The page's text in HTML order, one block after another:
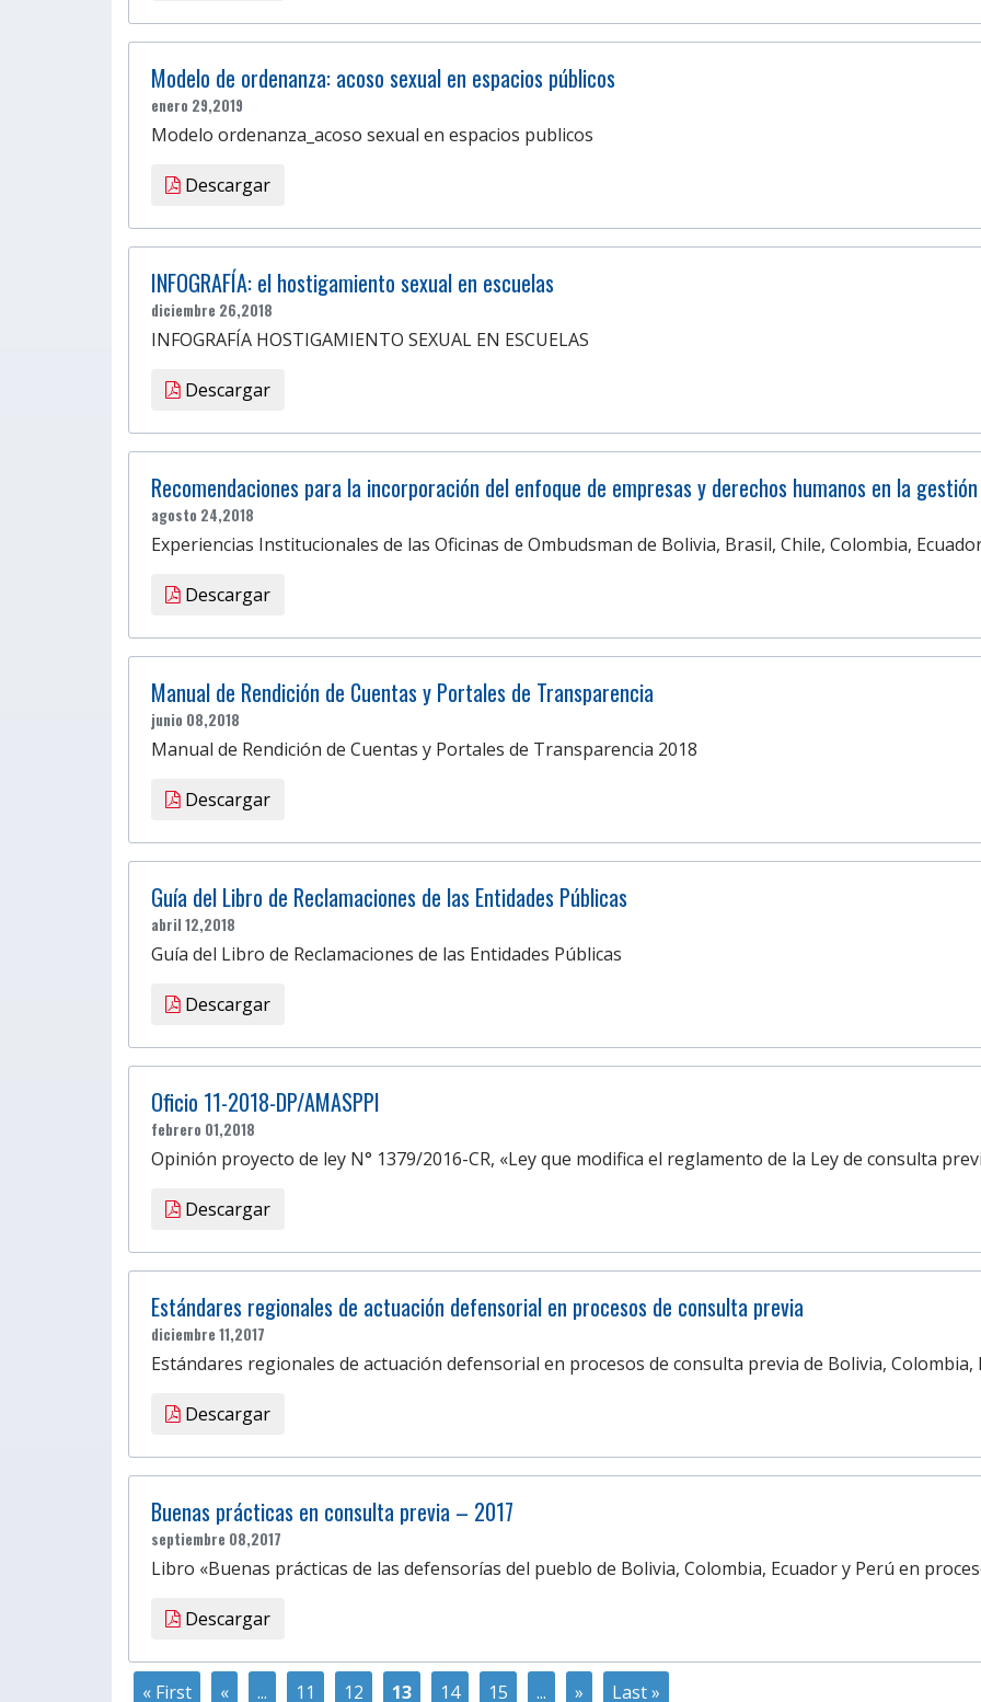
Modelo de ordenanza: acoso sexual en espacios públicos
enero 29,2019
Modelo ordenanza_acoso sexual en espacios publicos
Descargar
INFOGRAFÍA: el hostigamiento sexual en escuelas
diciembre 26,2018
INFOGRAFÍA HOSTIGAMIENTO SEXUAL EN ESCUELAS
Descargar
Recomendaciones para la incorporación del enfoque de empresas y derechos humanos en la
agosto 24,2018
Experiencias Institucionales de las Oficinas de Ombudsman de Bolivia, Brasil, Chile, Colombia,
Descargar
Manual de Rendición de Cuentas y Portales de Transparencia
junio 08,2018
Manual de Rendición de Cuentas y Portales de Transparencia 2018
Descargar
Guía del Libro de Reclamaciones de las Entidades Públicas
abril 12,2018
Guía del Libro de Reclamaciones de las Entidades Públicas
Descargar
Oficio 11-2018-DP/AMASPPI
febrero 01,2018
Opinión proyecto de ley N° 1379/2016-CR, «Ley que modifica el reglamento de la Ley de consulta
Descargar
Estándares regionales de actuación defensorial en procesos de consulta previa
diciembre 11,2017
Estándares regionales de actuación defensorial en procesos de consulta previa de Bolivia, Colombia,
Descargar
Buenas prácticas en consulta previa – 2017
septiembre 08,2017
Libro «Buenas prácticas de las defensorías del pueblo de Bolivia, Colombia, Ecuador y Perú en
Descargar
« First « ... 11 12 13 14 15 ... » Last »